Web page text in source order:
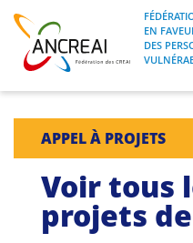
Skip
content
ANCREAI
EN
DES
À propos
Journées nationales
APPEL À PROJETS
Voir tous
projets